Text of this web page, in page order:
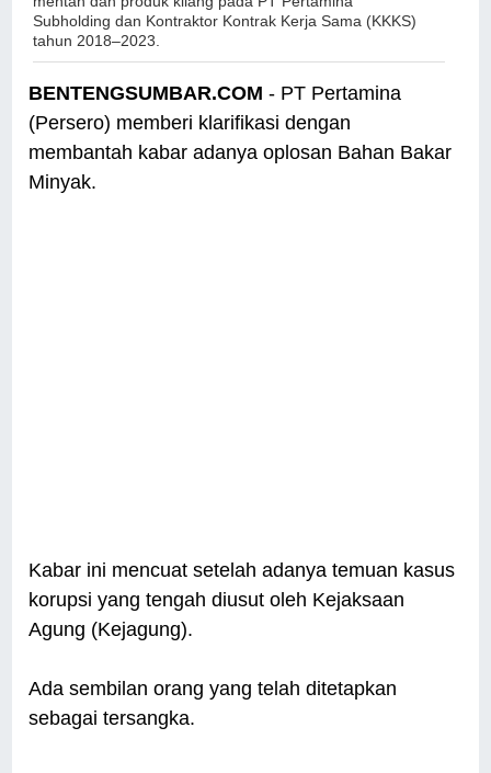
Subholding dan Kontraktor Kontrak Kerja Sama (KKKS)
tahun 2018–2023.
BENTENGSUMBAR.COM - PT Pertamina
(Persero) memberi klarifikasi dengan
membantah kabar adanya oplosan Bahan Bakar
Minyak.
Kabar ini mencuat setelah adanya temuan kasus
korupsi yang tengah diusut oleh Kejaksaan
Agung (Kejagung).
Ada sembilan orang yang telah ditetapkan
sebagai tersangka.